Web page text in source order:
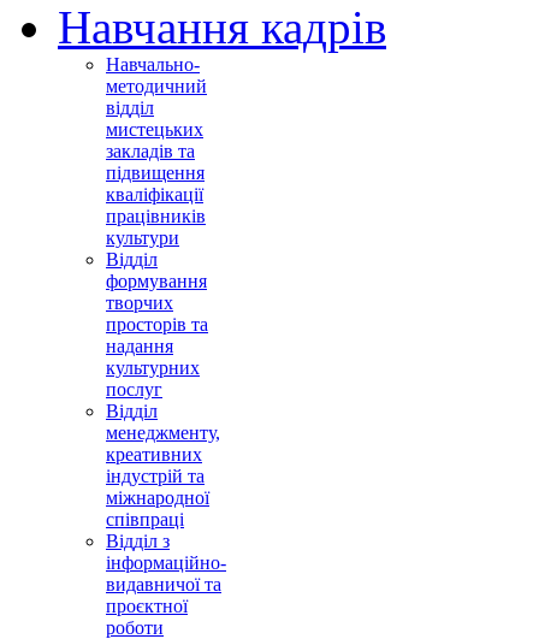
Навчання кадрів
Навчально-
методичний
відділ
мистецьких
закладів та
підвищення
кваліфікації
працівників
культури
Відділ
формування
творчих
просторів та
надання
культурних
послуг
Відділ
менеджменту,
креативних
індустрій та
міжнародної
співпраці
Відділ з
інформаційно-
видавничої та
проєктної
роботи